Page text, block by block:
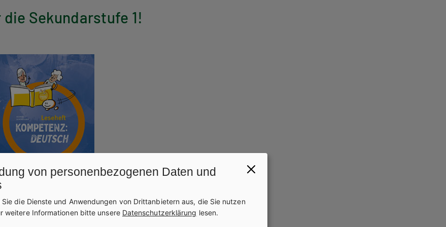
Sekundarstufe 1!
von personenbezogenen Daten und
Sie die Dienste und Anwendungen von Drittanbietern aus, die Sie nutzen
weitere Informationen bitte unsere Datenschutzerklärung lesen.